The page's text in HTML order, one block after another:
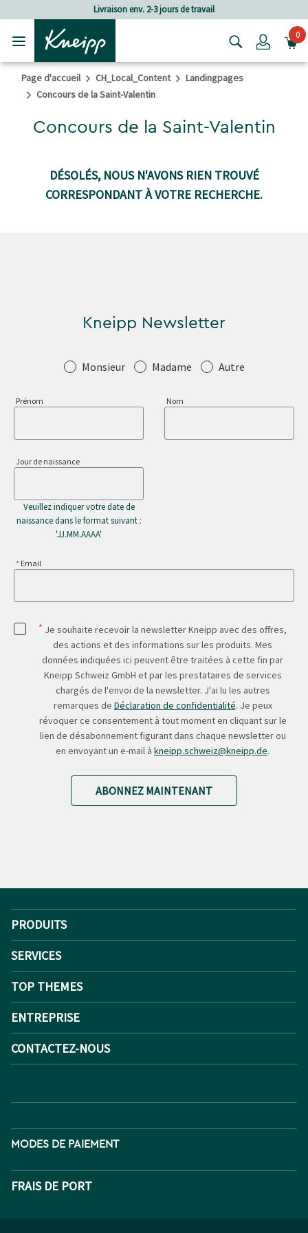
Passer au contenu principal
Passer au contenu du pied de page
Livraison env. 2-3 jours de travail
Login0
Page d'accueil CH_Local_Content
Landingpages
Concours de la Saint-Valentin
Concours de la Saint-Valentin
DÉSOLÉS, NOUS N'AVONS RIEN TROUVÉ
CORRESPONDANT À VOTRE RECHERCHE.
Kneipp Newsletter
SalutationMonsieur Madame Autre
Prénom Nom
Jour de naissance
Veuillez indiquer votre date de
naissance dans le format suivant :
'JJ.MM.AAAA'
Email
* Je souhaite recevoir la newsletter Kneipp avec des offres,
des actions et des informations sur les produits. Mes
données indiquées ici peuvent être traitées à cette fin par
Kneipp Schweiz GmbH et par les prestataires de services
chargés de l'envoi de la newsletter. J'ai lu les autres
remarques de Déclaration de confidentialité. Je peux
révoquer ce consentement à tout moment en cliquant sur le
lien de désabonnement figurant dans chaque newsletter ou
en envoyant un e-mail à kneipp.schweiz@kneipp.de.
ABONNEZ MAINTENANT
PRODUITS
SERVICES
TOP THEMES
ENTREPRISE
CONTACTEZ-NOUS
MODES DE PAIEMENT
FRAIS DE PORT